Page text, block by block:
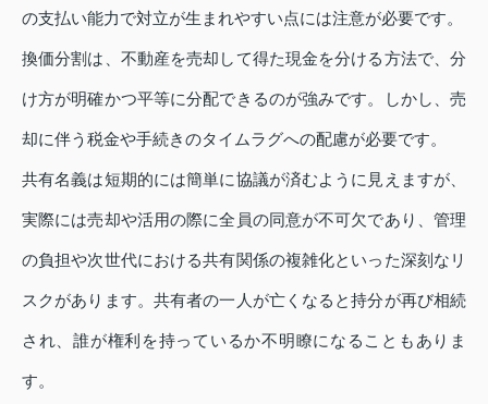
の支払い能力で対立が生まれやすい点には注意が必要です。
換価分割は、不動産を売却して得た現金を分ける方法で、分
け方が明確かつ平等に分配できるのが強みです。しかし、売
却に伴う税金や手続きのタイムラグへの配慮が必要です。
共有名義は短期的には簡単に協議が済むように見えますが、
実際には売却や活用の際に全員の同意が不可欠であり、管理
の負担や次世代における共有関係の複雑化といった深刻なリ
スクがあります。共有者の一人が亡くなると持分が再び相続
され、誰が権利を持っているか不明瞭になることもありま
す。